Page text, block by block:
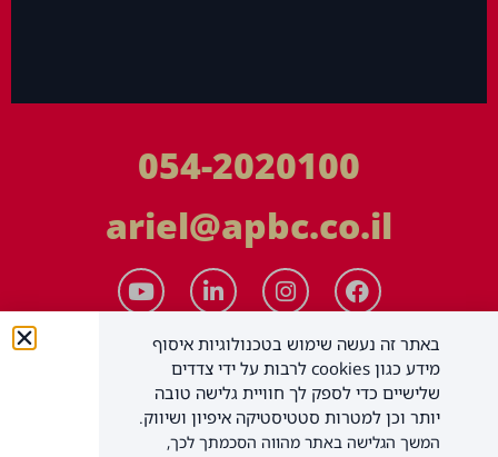
054-2020100
ariel@apbc.co.il
באתר זה נעשה שימוש בטכנולוגיות איסוף
מידע כגון cookies לרבות על ידי צדדים
שלישיים כדי לספק לך חוויית גלישה טובה
יותר וכן למטרות סטטיסטיקה איפיון ושיווק.
המשך הגלישה באתר מהווה הסכמתך לכך,